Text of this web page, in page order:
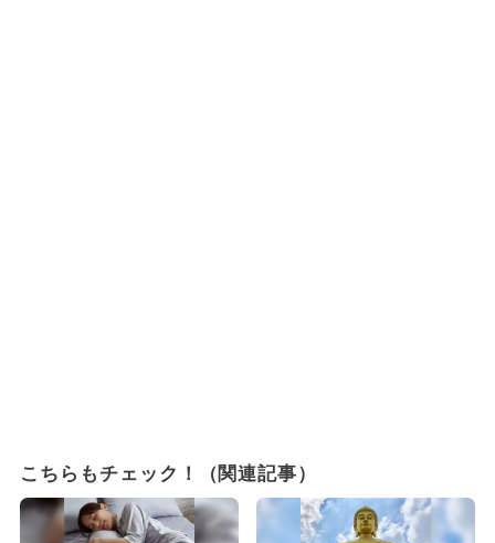
こちらもチェック！（関連記事）